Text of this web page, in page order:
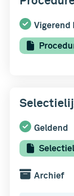
Vigerend
Geldend
Archief